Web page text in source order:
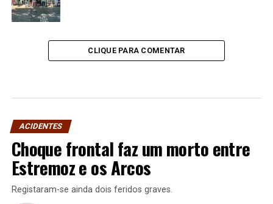
CLIQUE PARA COMENTAR
ACIDENTES
Choque frontal faz um morto entre
Estremoz e os Arcos
Registaram-se ainda dois feridos graves.